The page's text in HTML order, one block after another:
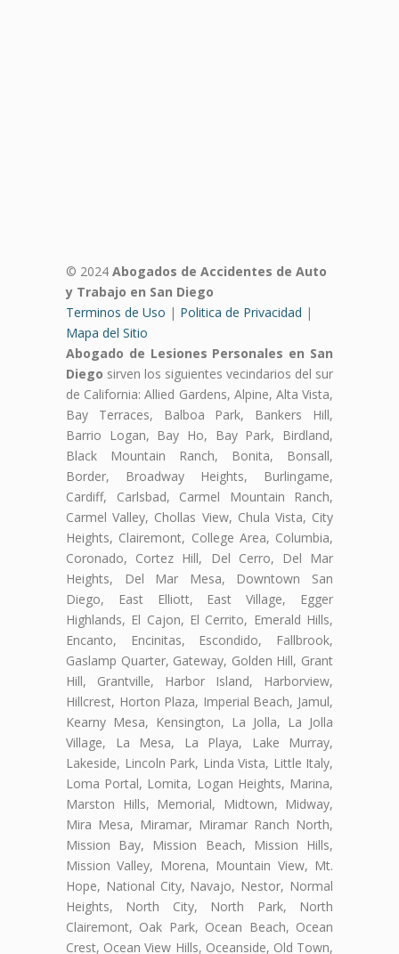
© 2024 Abogados de Accidentes de Auto
y Trabajo en San Diego
Terminos de Uso | Politica de Privacidad |
Mapa del Sitio
Abogado de Lesiones Personales en San
Diego sirven los siguientes vecindarios del sur
de California: Allied Gardens, Alpine, Alta Vista,
Bay Terraces, Balboa Park, Bankers Hill,
Barrio Logan, Bay Ho, Bay Park, Birdland,
Black Mountain Ranch, Bonita, Bonsall,
Border, Broadway Heights, Burlingame,
Cardiff, Carlsbad, Carmel Mountain Ranch,
Carmel Valley, Chollas View, Chula Vista, City
Heights, Clairemont, College Area, Columbia,
Coronado, Cortez Hill, Del Cerro, Del Mar
Heights, Del Mar Mesa, Downtown San
Diego, East Elliott, East Village, Egger
Highlands, El Cajon, El Cerrito, Emerald Hills,
Encanto, Encinitas, Escondido, Fallbrook,
Gaslamp Quarter, Gateway, Golden Hill, Grant
Hill, Grantville, Harbor Island, Harborview,
Hillcrest, Horton Plaza, Imperial Beach, Jamul,
Kearny Mesa, Kensington, La Jolla, La Jolla
Village, La Mesa, La Playa, Lake Murray,
Lakeside, Lincoln Park, Linda Vista, Little Italy,
Loma Portal, Lomita, Logan Heights, Marina,
Marston Hills, Memorial, Midtown, Midway,
Mira Mesa, Miramar, Miramar Ranch North,
Mission Bay, Mission Beach, Mission Hills,
Mission Valley, Morena, Mountain View, Mt.
Hope, National City, Navajo, Nestor, Normal
Heights, North City, North Park, North
Clairemont, Oak Park, Ocean Beach, Ocean
Crest, Ocean View Hills, Oceanside, Old Town,